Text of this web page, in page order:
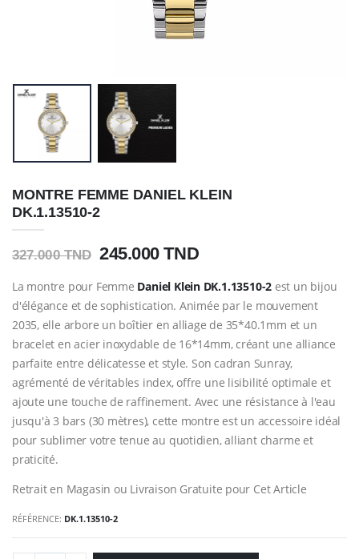
MONTRE FEMME DANIEL KLEIN
DK.1.13510-2
327.000 TND 245.000 TND
La montre pour Femme Daniel KleinDK.1.13510-2 est un bijou
d'élégance et de sophistication. Animée par le mouvement
2035, elle arbore un boîtier en alliage de 35*40.1mm et un
bracelet en acier inoxydable de 16*14mm, créant une alliance
parfaite entre délicatesse et style. Son cadran Sunray,
agrémenté de véritables index, offre une lisibilité optimale et
ajoute une touche de raffinement. Avec une résistance à l'eau
jusqu'à 3 bars (30 mètres), cette montre est un accessoire idéal
pour sublimer votre tenue au quotidien, alliant charme et
praticité.
Retrait en Magasin ou Livraison Gratuite pour Cet Article
RÉFÉRENCE: DK.1.13510-2